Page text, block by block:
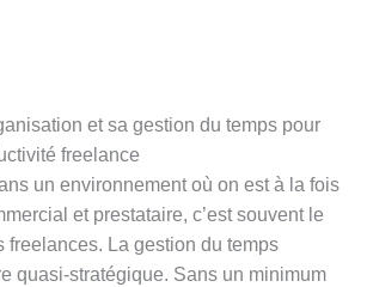
et sa gestion du temps pour
freelance
un environnement où on est à la fois
et prestataire, c’est souvent le
freelances. La gestion du temps
quasi-stratégique. Sans un minimum